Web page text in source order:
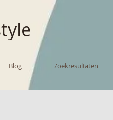
Blog Zoekresultaten